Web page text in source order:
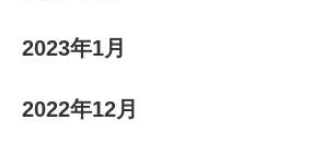
2023年1月
2022年12月